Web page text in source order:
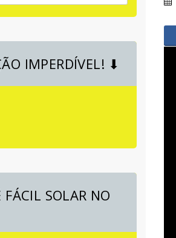
IMPERDÍVEL! ⬇
FÁCIL SOLAR NO